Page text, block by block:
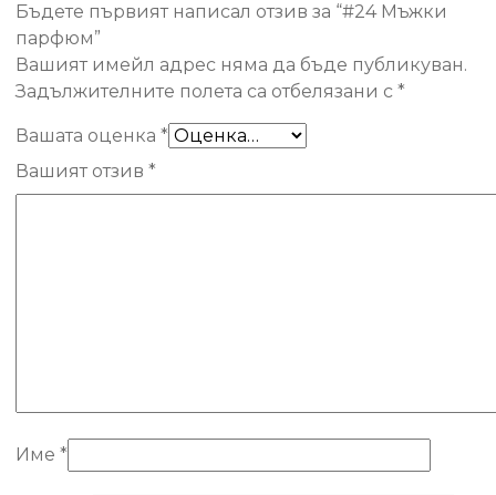
Бъдете първият написал отзив за “#24 Мъжки
парфюм”
Вашият имейл адрес няма да бъде публикуван.
Задължителните полета са отбелязани с *
Вашата оценка *
Вашият отзив *
Име *